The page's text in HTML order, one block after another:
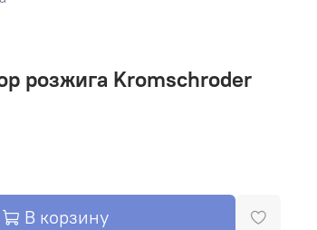
розжига Kromschroder
В корзину